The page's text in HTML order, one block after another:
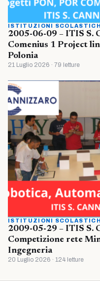
ISTITUZIONI
2005-06-09 – ITIS S.
Comenius 1 Project
Polonia
21 Luglio 2026 · 79 letture
ISTITUZIONI
2009-05-29 – ITIS S.
Competizione rete
Ingegneria
20 Luglio 2026 · 124 letture